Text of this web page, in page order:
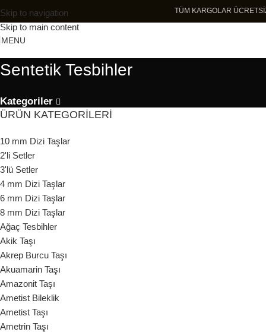
Skip to navigation
Skip to main content
TÜM KARGOLAR
MENU
Sentetik Tesbihler
Kategoriler
ÜRÜN KATEGORILERI
10 mm Dizi Taşlar
2'li Setler
3'lü Setler
4 mm Dizi Taşlar
6 mm Dizi Taşlar
8 mm Dizi Taşlar
Ağaç Tesbihler
Akik Taşı
Akrep Burcu Taşı
Akuamarin Taşı
Amazonit Taşı
Ametist Bileklik
Ametist Taşı
Ametrin Taşı